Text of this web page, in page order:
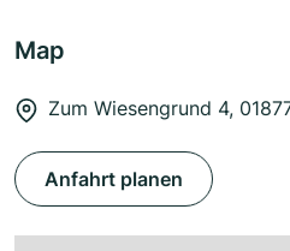
Map
Zum Wiesengrund 4,
Anfahrt planen